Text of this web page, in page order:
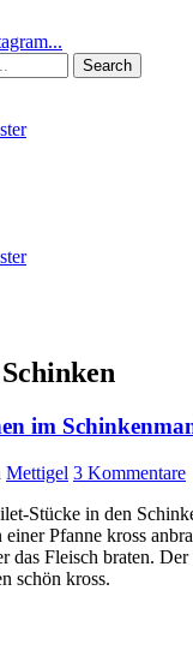
Schinken
im
Mettigel 3 Kommentare
Stücke in den
Pfanne kross
das Fleisch braten.
schön kross.